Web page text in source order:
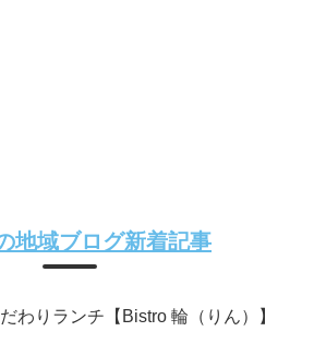
地域ブログ新着記事
わりランチ【Bistro 輪（りん）】